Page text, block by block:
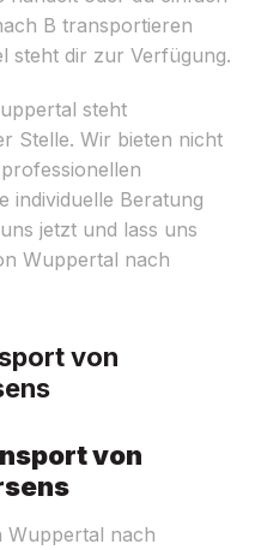
B transportieren
steht dir zur Verfügung.
steht
Stelle. Wir bieten nicht
individuelle Beratung
jetzt und lass uns
Wuppertal nach
von
von
Wuppertal nach